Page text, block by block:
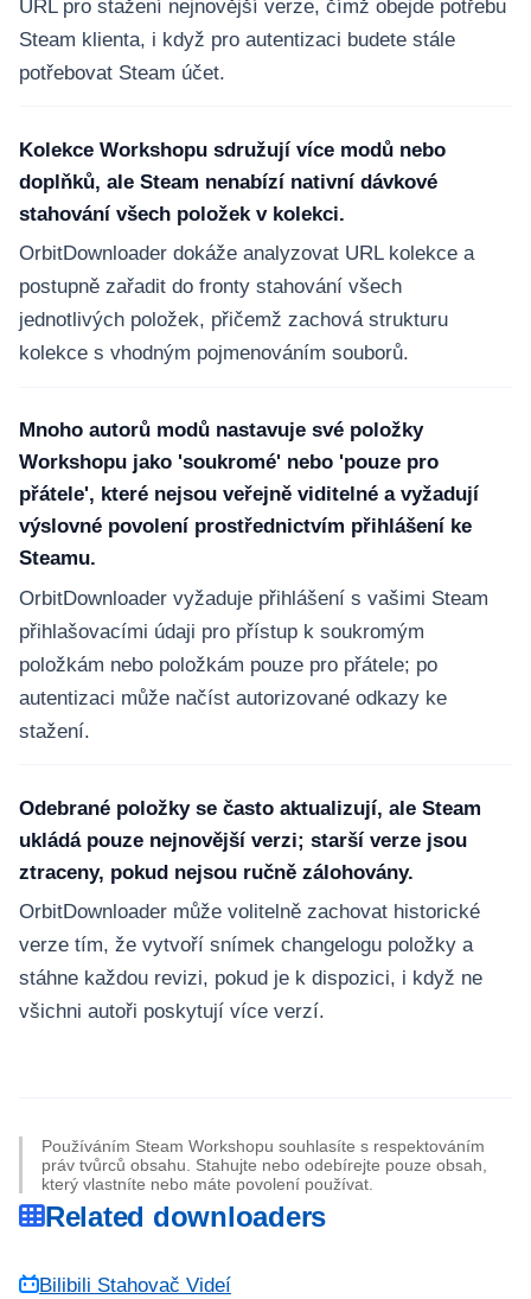
URL pro stažení nejnovější verze, čímž obejde potřebu
Steam klienta, i když pro autentizaci budete stále
potřebovat Steam účet.
Kolekce Workshopu sdružují více modů nebo
doplňků, ale Steam nenabízí nativní dávkové
stahování všech položek v kolekci.
OrbitDownloader dokáže analyzovat URL kolekce a
postupně zařadit do fronty stahování všech
jednotlivých položek, přičemž zachová strukturu
kolekce s vhodným pojmenováním souborů.
Mnoho autorů modů nastavuje své položky
Workshopu jako 'soukromé' nebo 'pouze pro
přátele', které nejsou veřejně viditelné a vyžadují
výslovné povolení prostřednictvím přihlášení ke
Steamu.
OrbitDownloader vyžaduje přihlášení s vašimi Steam
přihlašovacími údaji pro přístup k soukromým
položkám nebo položkám pouze pro přátele; po
autentizaci může načíst autorizované odkazy ke
stažení.
Odebrané položky se často aktualizují, ale Steam
ukládá pouze nejnovější verzi; starší verze jsou
ztraceny, pokud nejsou ručně zálohovány.
OrbitDownloader může volitelně zachovat historické
verze tím, že vytvoří snímek changelogu položky a
stáhne každou revizi, pokud je k dispozici, i když ne
všichni autoři poskytují více verzí.
Používáním Steam Workshopu souhlasíte s respektováním
práv tvůrců obsahu. Stahujte nebo odebírejte pouze obsah,
který vlastníte nebo máte povolení používat.
Related downloaders
Bilibili Stahovač Videí